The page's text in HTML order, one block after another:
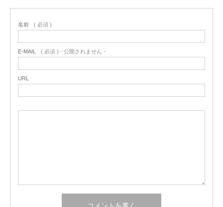
名前 ( 必須 )
E-MAIL ( 必須 ) - 公開されません -
URL